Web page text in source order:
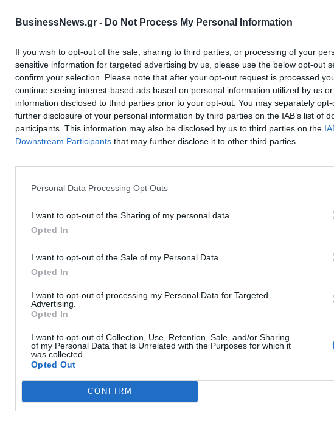
BusinessNews.gr - Do Not Process My Personal Information
If you wish to opt-out of the sale, sharing to third parties, or processing of your
sensitive information for targeted advertising by us, please use the below opt-out
confirm your selection. Please note that after your opt-out request is processed
continue seeing interest-based ads based on personal information utilized by us
information disclosed to third parties prior to your opt-out. You may separately
further disclosure of your personal information by third parties on the IAB’s list of
participants. This information may also be disclosed by us to third parties on the
Downstream Participants that may further disclose it to other third parties.
Personal Data Processing Opt Outs
I want to opt-out of the Sharing of my personal data.
Opted In
I want to opt-out of the Sale of my Personal Data.
Opted In
I want to opt-out of processing my Personal Data for Targeted
Advertising.
Opted In
I want to opt-out of Collection, Use, Retention, Sale, and/or Sharing
of my Personal Data that Is Unrelated with the Purposes for which it
was collected.
Opted Out
CONFIRM
ΕΛΛΑΔΑ
Συνεχίζεται η έρευνα της
Αστυνομίας για την ληστεία στο
Φάληρο
ΟΙΚΟΝΟΜΙΑ
Παλαιό Φάληρο: Σε εξέλιξη
κατάσταση ομηρίας!
κάνουν λόγο για νεκρό
Σελίδα 3 από 4